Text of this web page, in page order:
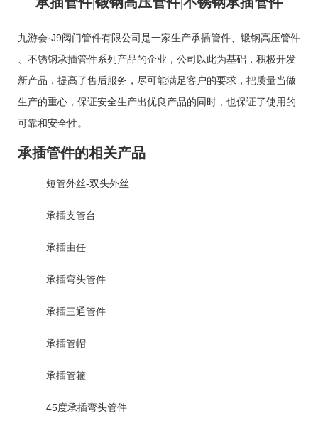
九游会·J9阀门管件有限公司是一家生产承插管件
锻钢高压管件
不锈钢承插管件系列产品的企业，公司以此为基础，积极开发
新产品，提高了售后服务，尽可能满足客户的要求，把质量当做
生产的重心，保证安全生产出优良产品的同时，也保证了使用的
可靠和安全性。
承插管件的相关产品
短管外丝-双头外丝
承插支管台
承插由任
承插弯头管件
承插三通管件
承插管帽
承插管箍
45度承插弯头管件